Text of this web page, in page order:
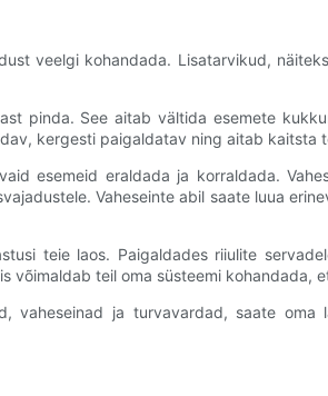
veelgi kohandada. Lisatarvikud,
pinda. See aitab vältida esemete
kergesti paigaldatav ning aitab kaitsta
esemeid eraldada ja korraldada.
Vaheseinte abil saate luua
teie laos. Paigaldades riiulite
teil oma süsteemi kohandada,
vaheseinad ja turvavardad, saate